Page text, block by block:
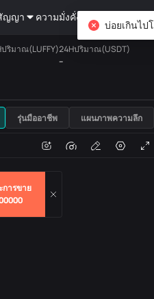
ญญา ความมั่งคั่ง
การขาย
ปริมาณ(LUFFY)24Hปริมาณ(USDT)
--
USDT
ปริมาณธุรกรรม
รุ่นมืออาชีพ แผนภาพความลึก
บ่อยเกินไป